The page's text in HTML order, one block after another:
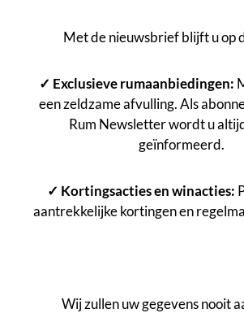
Met de nieuwsbrief blijft u op
✓ Exclusieve rumaanbiedingen:
een zeldzame afvulling. Als
Rum Newsletter wordt u
geïnformeerd.
✓ Kortingsacties en winacties:
aantrekkelijke kortingen en
Wij zullen uw gegevens nooit